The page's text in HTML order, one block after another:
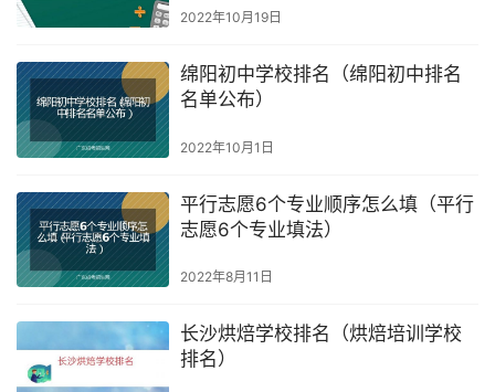
2022年10月19日
绵阳初中学校排名（绵阳初中排名
名单公布）
2022年10月1日
平行志愿6个专业顺序怎么填（平行
志愿6个专业填法）
2022年8月11日
长沙烘焙学校排名（烘焙培训学校
排名）